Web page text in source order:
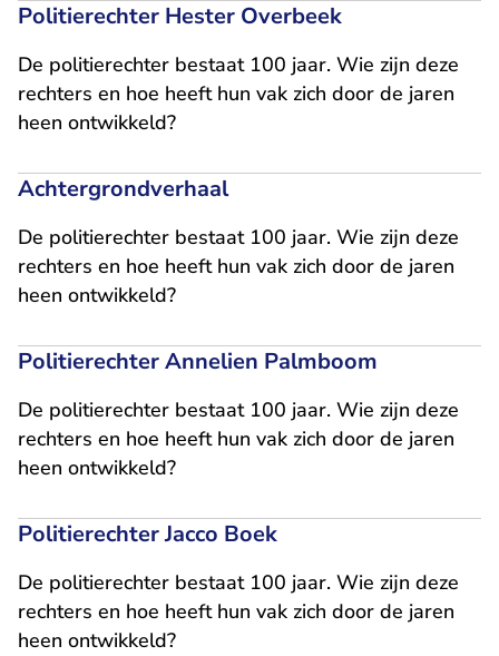
Politierechter Hester Overbeek
De politierechter bestaat 100 jaar. Wie zijn deze
rechters en hoe heeft hun vak zich door de jaren
heen ontwikkeld?
Achtergrondverhaal
De politierechter bestaat 100 jaar. Wie zijn deze
rechters en hoe heeft hun vak zich door de jaren
heen ontwikkeld?
Politierechter Annelien Palmboom
De politierechter bestaat 100 jaar. Wie zijn deze
rechters en hoe heeft hun vak zich door de jaren
heen ontwikkeld?
Politierechter Jacco Boek
De politierechter bestaat 100 jaar. Wie zijn deze
rechters en hoe heeft hun vak zich door de jaren
heen ontwikkeld?